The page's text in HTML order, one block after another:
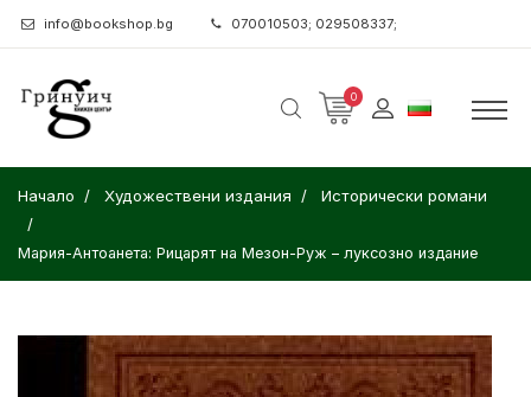
info@bookshop.bg 070010503; 029508337;
0
Начало Художествени издания Исторически романи
Мария-Антоанета: Рицарят на Мезон-Руж – луксозно издание